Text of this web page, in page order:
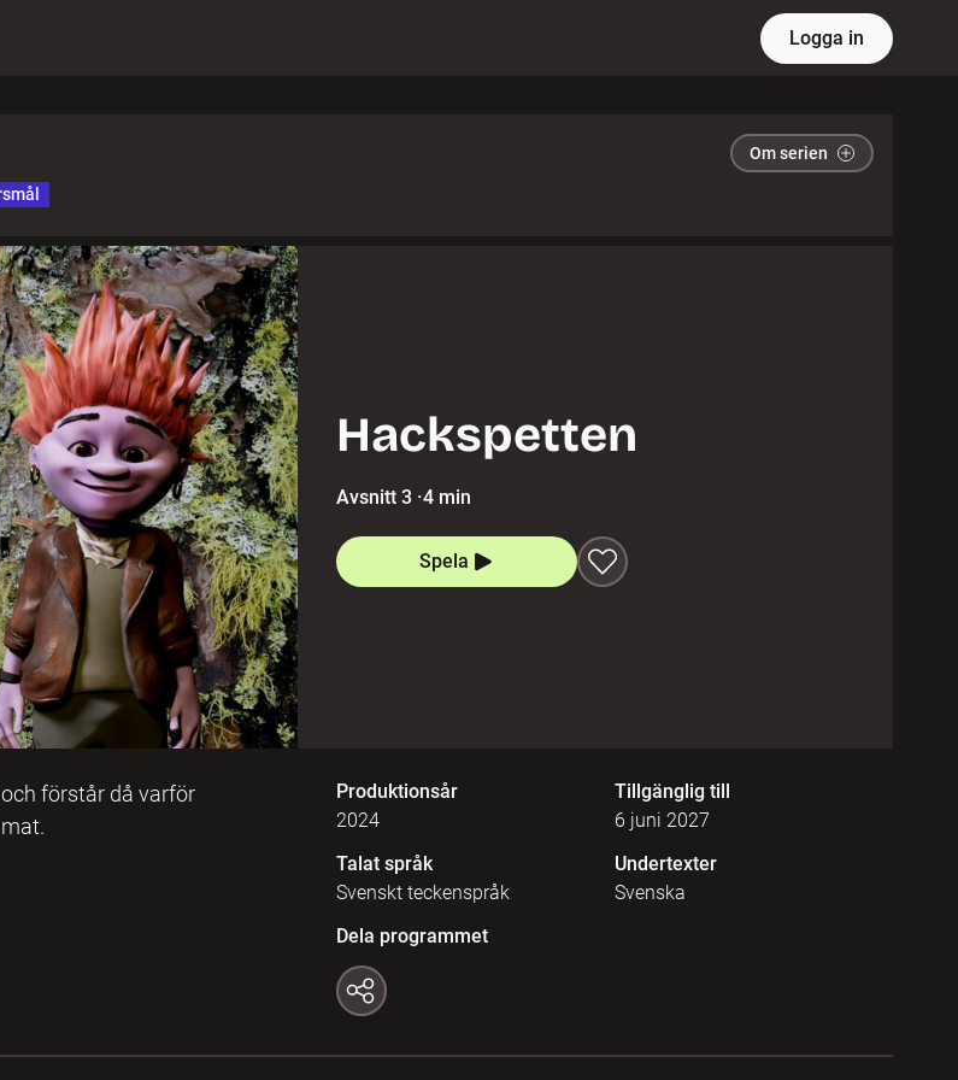
Logga in
Om serien
Hackspetten
Avsnitt 3 ·4 min
Spela
förstår då varför
Produktionsår
2024
Tillgänglig till
6 juni 2027
Talat språk
Svenskt teckenspråk
Undertexter
Svenska
Dela programmet